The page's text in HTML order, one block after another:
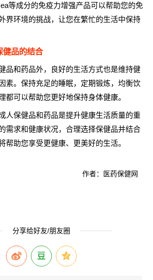
等成分的免疫力增强产品可以帮助您的免
界环境的挑战，让您在繁忙的生活中保持
健品的结合
品和药品外，良好的生活方式也是维持健
素。保持充足的睡眠，定期锻炼，均衡饮
都可以帮助您更好地保持身体健康。
人保健品和药品是提升健康生活质量的重
需求和健康状况，合理选择保健品并结合
帮助您享受更健康、更美好的生活。
作者：医药保健网
分享给好友/朋友圈